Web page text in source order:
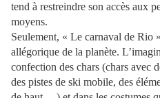
tend à restreindre son accès aux
moyens.
Seulement, « Le carnaval de Rio
allégorique de la planète.
confection des chars (chars avec
des pistes de ski mobile, des